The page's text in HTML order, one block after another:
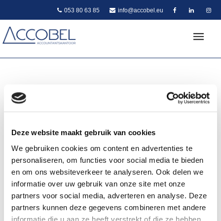
Deze website maakt gebruik van cookies
We gebruiken cookies om content en advertenties te
personaliseren, om functies voor social media te bieden
en om ons websiteverkeer te analyseren. Ook delen we
informatie over uw gebruik van onze site met onze
partners voor social media, adverteren en analyse. Deze
partners kunnen deze gegevens combineren met andere
informatie die u aan ze heeft verstrekt of die ze hebben
053 80 63 85 info@accobel.eu
Nuttige links
•Opzoeken ondernemingsnummer KBO
•Opzoeken publicaties Belgisch Staatsblad
•Inhoudingsplicht RSZ – FOD Financiën
•ITAA
•MyPension.be
•MyMinfin
Aanvraag nieuwe pincode identiteitskaart
•Huurindexatie